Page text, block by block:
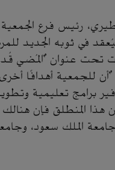
رئيس فرع الجمعية
في ثوبه الجديد
تحت عنوان "المُضي
أهدافًا أخرى
برامج تعليمية
هذا المنطلق فإن
الملك سعود،